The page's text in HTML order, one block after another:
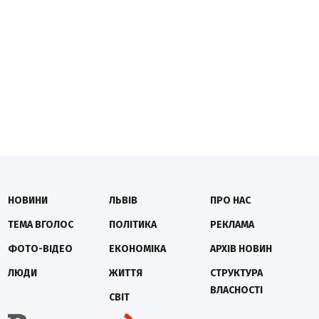
НОВИНИ
ТЕМА ВГОЛОС
ФОТО-ВІДЕО
ЛЮДИ
ЛЬВІВ
ПОЛІТИКА
ЕКОНОМІКА
ЖИТТЯ
СВІТ
ПРО НАС
РЕКЛАМА
АРХІВ НОВИН
СТРУКТУРА
ВЛАСНОСТІ